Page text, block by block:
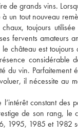
grands vins.
un tout nouveau
toujours
fervents amateurs
château est
du vin.
il nécessite au
constant des
de son rang,
1995, 1985 et 1982